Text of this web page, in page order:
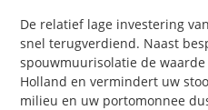
De relatief lage investering
snel terugverdiend. Naast
spouwmuurisolatie de
Holland en vermindert uw
milieu en uw portomonnee